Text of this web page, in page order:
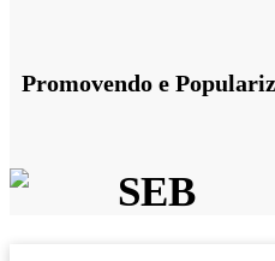
Promovendo e
SEB